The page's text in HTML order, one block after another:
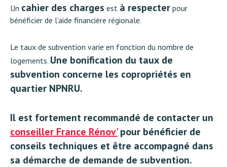
Un cahier des charges est à respecter pour
bénéficier de l’aide financière régionale.
Le taux de subvention varie en fonction du nombre de
logements. Une bonification du taux de
subvention concerne les copropriétés en
quartier NPNRU.
Il est fortement recommandé de contacter un
conseiller France Rénov'pour bénéficier de
conseils techniques et être accompagné dans
sa démarche de demande de subvention.